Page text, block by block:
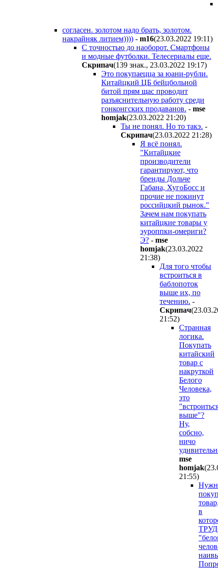
согласен. золотом надо брать, золотом.
накрайняк литием)))) - m16(23.03.2022 19:11)
С точностью до наоборот. Смартфоны
и модные футболки. Телесериалы еще.
Cкpипaч(139 знак., 23.03.2022 19:17)
Это покупаецца за юани-рубли.
Китайцкий ЦБ бейцбольной
битой прям щас проводит
разъяснительную работу среди
гонконгских продаванов. - mse
homjak(23.03.2022 21:20)
Ты не понял. Но то такэ. -
Cкpипaч(23.03.2022 21:28)
Я всё понял.
"Китайцкие
производители
гарантируют, что
бренды Дольче
Габана, ХугоБосс и
прочие не покинут
российцкий рынок."
Зачем нам покупать
китайцкие товары у
эуроппки-омериги?
Э? - mse
homjak(23.03.2022
21:38)
Для того чтобы
встроиться в
баблопоток
выше их, по
течению. -
Cкpипaч
21:52)
Странная
логика.
Покупать
китайский
товар с
накруткой
Белого
Человека,
это
выше"?
Ну,
собсно,
ничо
mse
homjak
21:55)
в